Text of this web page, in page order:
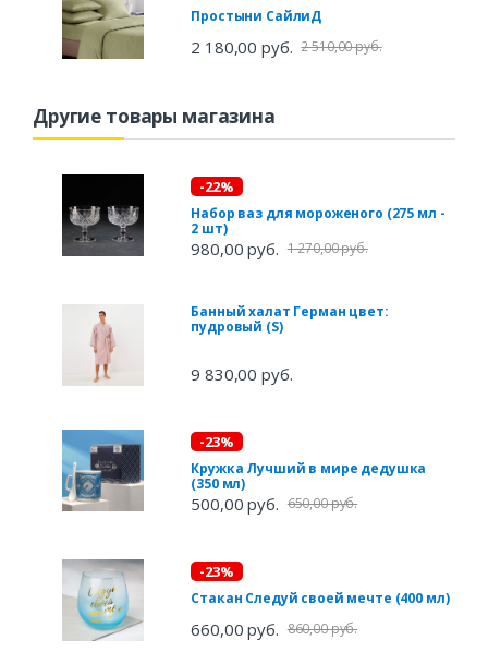
Простыни СайлиД
2 180,00 руб. 2 510,00 руб.
Другие товары магазина
-22%
Набор ваз для мороженого (275 мл -
2 шт)
980,00 руб. 1 270,00 руб.
Банный халат Герман цвет:
пудровый (S)
9 830,00 руб.
-23%
Кружка Лучший в мире дедушка
(350 мл)
500,00 руб. 650,00 руб.
-23%
Стакан Следуй своей мечте (400 мл)
660,00 руб. 860,00 руб.